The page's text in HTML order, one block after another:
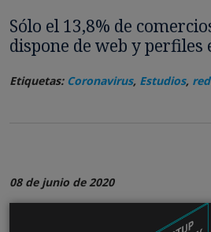
Sólo el 13,8% de
dispone de web y perfiles
Etiquetas: Coronavirus, Estudios,
08 de junio de 2020